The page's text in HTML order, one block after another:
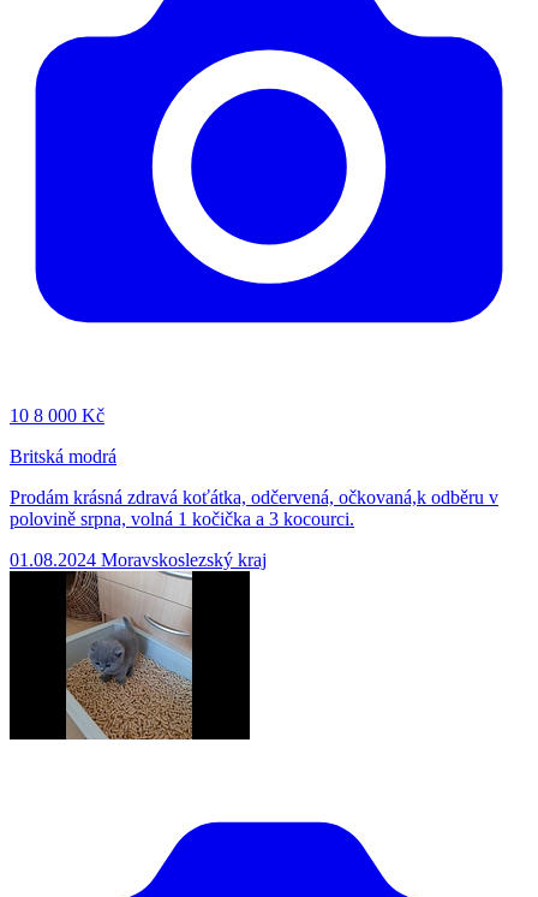
10 8 000 Kč
Britská modrá
Prodám krásná zdravá koťátka, odčervená, očkovaná,k odběru v
polovině srpna, volná 1 kočička a 3 kocourci.
01.08.2024 Moravskoslezský kraj